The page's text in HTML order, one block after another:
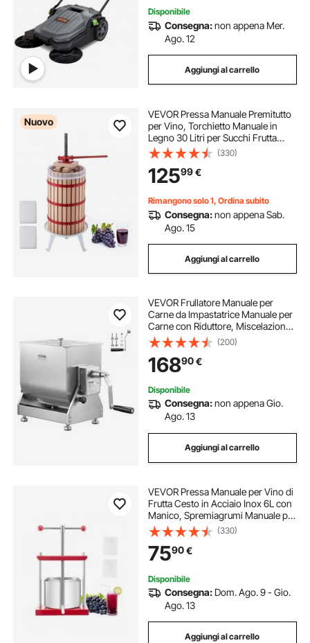
Disponibile
Consegna:non appena Mer.
Ago. 12
Aggiungi al carrello
Nuovo
VEVOR Pressa Manuale Premitutto
per Vino, Torchietto Manuale in
Legno 30 Litri per Succhi Frutta
Mele Uva Arance Verdure, Cestello
in Legno Massello di Faggio,
Pressa con 2 Sacchetti di Filtro
(330)
12599€
Rimangono solo 1, Ordina subito
Consegna:non appena Sab.
Ago. 15
Aggiungi al carrello
VEVOR Frullatore Manuale per
Carne da Impastatrice Manuale per
Carne con Riduttore, Miscelazione
Massima di 20,4 kg di Carne,
Dispositivo Macina per Lavorazione
della Carne con Contenitore
Ribaltabile
(200)
16890€
Disponibile
Consegna:non appena Gio.
Ago. 13
Aggiungi al carrello
VEVOR Pressa Manuale per Vino di
Frutta Cesto in Acciaio Inox 6L con
Manico, Spremiagrumi Manuale per
Bevande Alcoliche Pressa per
Sidro, Mela, Uva, Tintura, Miele,
Olio d'Oliva Cucina, Casa
(330)
7590€
Disponibile
Consegna: Dom. Ago. 9 - Gio.
Ago. 13
Aggiungi al carrello